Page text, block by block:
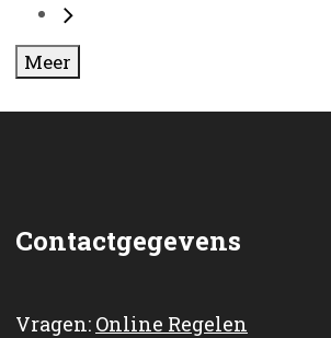
Meer
Contactgegevens
Vragen: Online Regelen